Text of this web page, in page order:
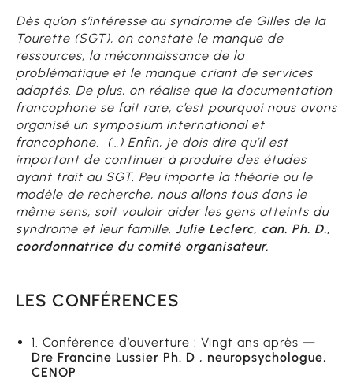
Dès qu’on s’intéresse au syndrome de Gilles de la
Tourette (SGT), on constate le manque de
ressources, la méconnaissance de la
problématique et le manque criant de services
adaptés. De plus, on réalise que la documentation
francophone se fait rare, c’est pourquoi nous avons
organisé un symposium international et
francophone. (…) Enfin, je dois dire qu’il est
important de continuer à produire des études
ayant trait au SGT. Peu importe la théorie ou le
modèle de recherche, nous allons tous dans le
même sens, soit vouloir aider les gens atteints du
syndrome et leur famille. Julie Leclerc, can. Ph. D.,
coordonnatrice du comité organisateur.
LES CONFÉRENCES
1. Conférence d’ouverture : Vingt ans après —
Dre Francine Lussier Ph. D , neuropsychologue,
CENOP